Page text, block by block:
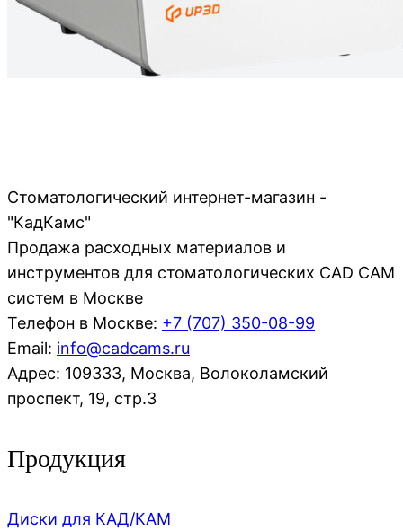
Стоматологический интернет-магазин -
"КадКамс"
Продажа расходных материалов и
инструментов для стоматологических CAD CAM
систем в Москве
Телефон в Москве: +7 (707) 350-08-99
Email: info@cadcams.ru
Адрес: 109333, Москва, Волоколамский
проспект, 19, стр.3
Продукция
Диски для КАД/КАМ